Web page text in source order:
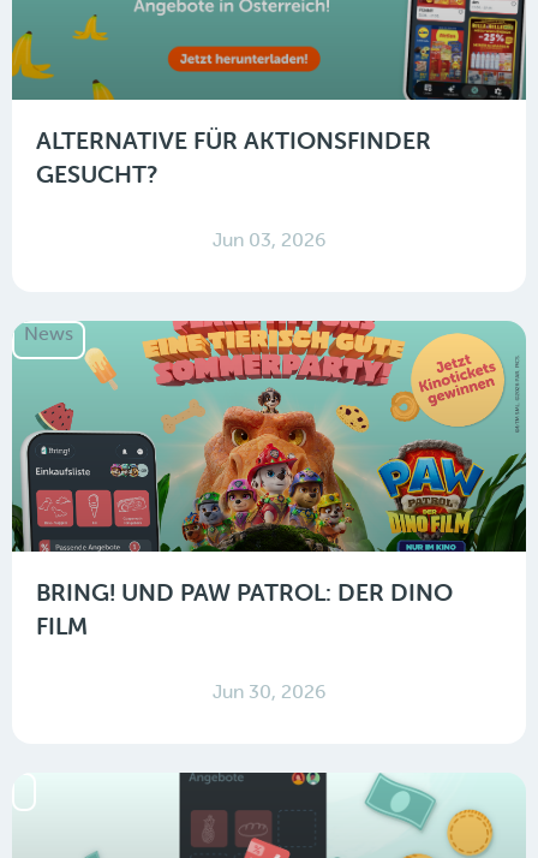
ALTERNATIVE FÜR AKTIONSFINDER
GESUCHT?
Jun 03, 2026
News
BRING! UND PAW PATROL: DER DINO
FILM
Jun 30, 2026